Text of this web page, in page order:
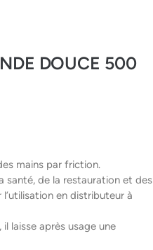
DOUCE 500
mains par friction.
santé, de la restauration et des
en distributeur à
laisse après usage une